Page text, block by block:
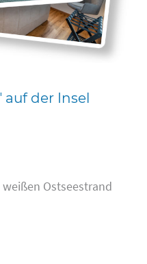
auf der Insel
Ostseestrand